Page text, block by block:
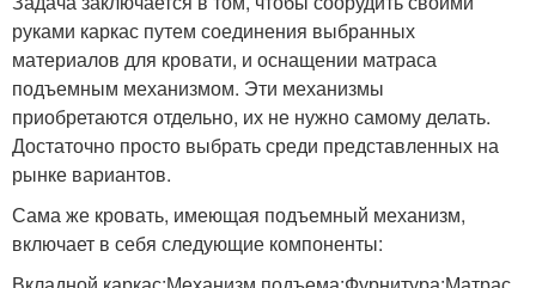
руками каркас путем соединения выбранных
материалов для кровати, и оснащении матраса
подъемным механизмом. Эти механизмы
приобретаются отдельно, их не нужно самому делать.
Достаточно просто выбрать среди представленных на
рынке вариантов.
Сама же кровать, имеющая подъемный механизм,
включает в себя следующие компоненты: